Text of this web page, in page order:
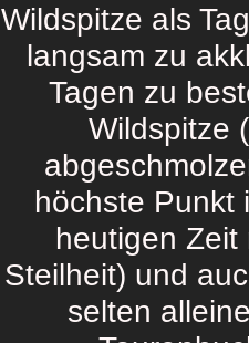
Wildspitze als
langsam zu
Tagen zu
Wildspitze
höchste Punkt
heutigen
Steilheit) und
selten